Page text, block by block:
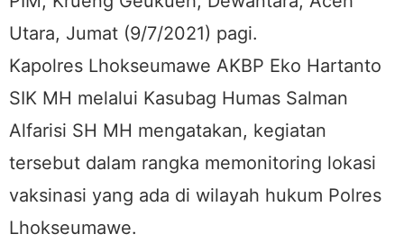
Utara, Jumat (9/7/2021) pagi.
Kapolres Lhokseumawe AKBP Eko Hartanto
SIK MH melalui Kasubag Humas Salman
Alfarisi SH MH mengatakan, kegiatan
tersebut dalam rangka memonitoring lokasi
vaksinasi yang ada di wilayah hukum Polres
Lhokseumawe.